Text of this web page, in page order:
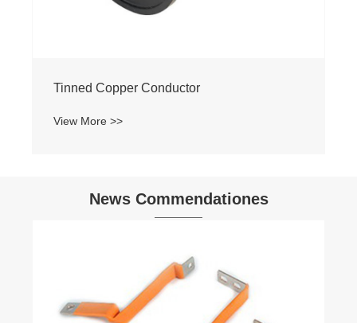
News Commendationes
Cur Tinned Copper Braid flexibilia
Connector uti potest Impedimenta in altum
velocitate?
View More >>